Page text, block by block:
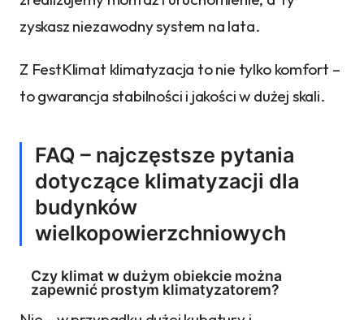
zyskasz niezawodny system na lata.
Z FestKlimat klimatyzacja to nie tylko komfort –
to gwarancja stabilności i jakości w dużej skali.
FAQ – najczęstsze pytania
dotyczące klimatyzacji dla
budynków
wielkopowierzchniowych
Czy klimat w dużym obiekcie można
zapewnić prostym klimatyzatorem?